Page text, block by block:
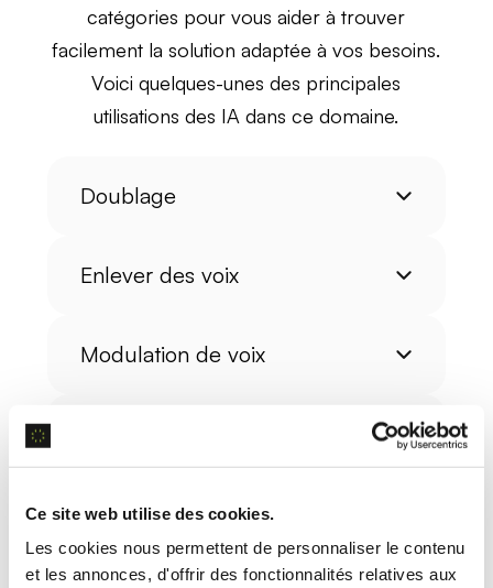
Ce site web utilise des cookies.
Les cookies nous permettent de personnaliser le contenu
et les annonces, d'offrir des fonctionnalités relatives aux
catégories pour vous aider à trouver
facilement la solution adaptée à vos besoins.
Voici quelques-unes des principales
utilisations des IA dans ce domaine.
Doublage
Enlever des voix
Modulation de voix
Cas concrets d’utilisation des IA
en voix